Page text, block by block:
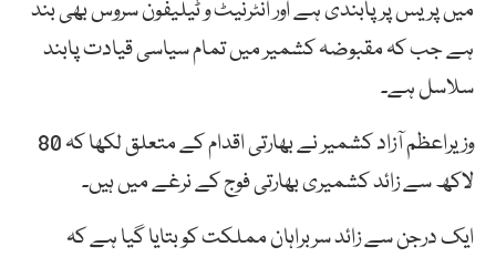
میں پریس پر پابندی ہے اور انٹرنیٹ و ٹیلیفون سروس بھی بند
ہے جب کہ مقبوضہ کشمیر میں تمام سیاسی قیادت پابند
سلاسل ہے۔
وزیراعظم آزاد کشمیر نے بھارتی اقدام کے متعلق لکھا کہ 80
لاکھ سے زائد کشمیری بھارتی فوج کے نرغے میں ہیں۔
ایک درجن سے زائد سربراہان مملکت کو بتایا گیا ہے کہ